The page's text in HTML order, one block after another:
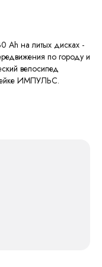
Ah на литых дисках -
по городу и
велосипед
ИМПУЛЬС.